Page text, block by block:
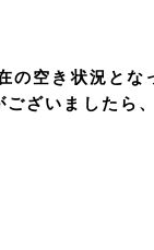
の空き状況とな
ございましたら